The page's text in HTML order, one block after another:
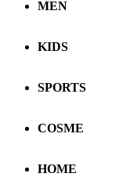
MEN
KIDS
SPORTS
COSME
HOME